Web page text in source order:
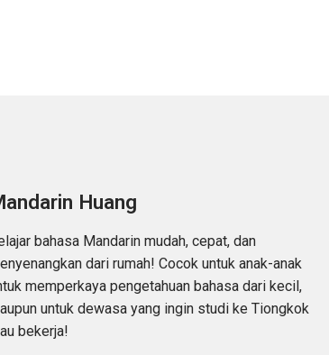
Huang
bahasa Mandarin mudah, cepat, dan
dari rumah! Cocok untuk anak-anak
memperkaya pengetahuan bahasa dari kecil,
untuk dewasa yang ingin studi ke Tiongkok
bekerja!